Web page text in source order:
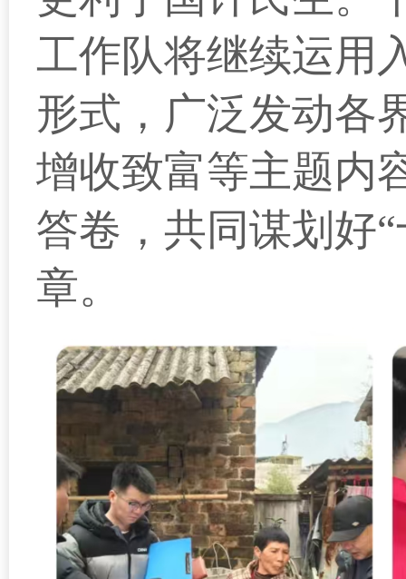
工作队将继续运用
形式，广泛发动各
增收致富等主题内
答卷，共同谋划好
章。